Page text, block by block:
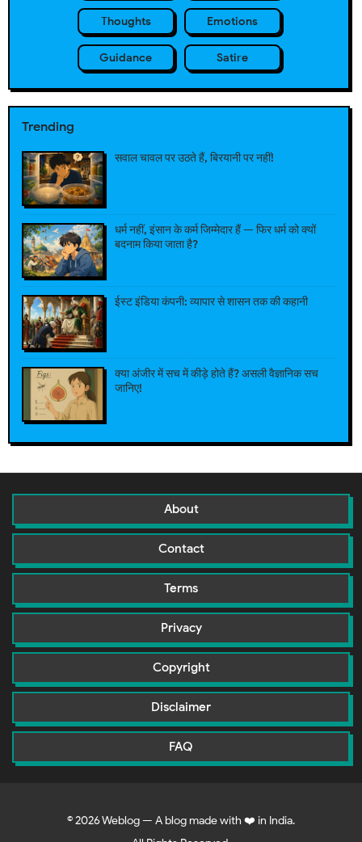
Thoughts Emotions
Guidance Satire
Trending
सवाल चावल पर उठते हैं, बिरयानी पर नहीं!
धर्म नहीं, इंसान के कर्म जिम्मेदार हैं — फिर धर्म को क्यों
बदनाम किया जाता है?
ईस्ट इंडिया कंपनी: व्यापार से शासन तक की कहानी
क्या अंजीर में सच में कीड़े होते हैं? असली वैज्ञानिक सच
जानिए!
About
Contact
Terms
Privacy
Copyright
Disclaimer
FAQ
©2026Weblog — A blog made with ❤️ in India.